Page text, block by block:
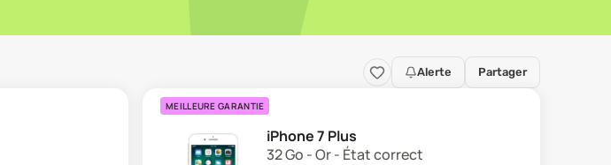
Alerte Partager
MEILLEURE GARANTIE
iPhone 7 Plus
32 Go - Or - État correct